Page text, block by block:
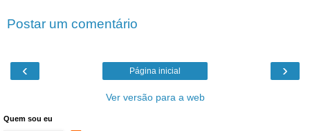
Postar um comentário
‹ ›
Página inicial
Ver versão para a web
Quem sou eu